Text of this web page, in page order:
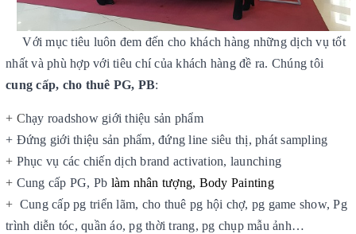
Với mục tiêu luôn đem đến cho khách hàng những dịch vụ tốt
nhất và phù hợp với tiêu chí của khách hàng đề ra. Chúng tôi
cung cấp, cho thuê PG, PB:
+ Chạy roadshow giới thiệu sản phẩm
+ Đứng giới thiệu sản phẩm, đứng line siêu thị, phát sampling
+ Phục vụ các chiến dịch brand activation, launching
+ Cung cấp PG, Pb làm nhân tượng, Body Painting
+ Cung cấp pg triển lãm, cho thuê pg hội chợ, pg game show, Pg
trình diễn tóc, quần áo, pg thời trang, pg chụp mẫu ảnh…